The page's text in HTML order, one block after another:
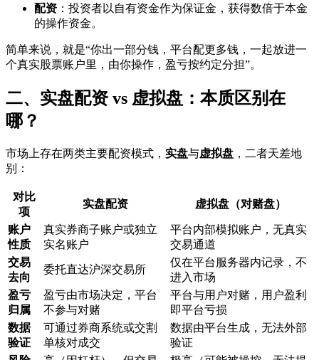
配资 ：投资者以自有资金作为保证金，获得数倍于本金
的操作资金。
简单来说，就是“你出一部分钱，平台配更多钱，一起放进一
个真实股票账户里，由你操作，盈亏按约定分担”。
二、实盘配资 vs 虚拟盘：本质区别在
哪？
市场上存在两类主要配资模式， 实盘与虚拟盘 ，二者天差地
别：
对比
项
实盘配资 虚拟盘（对赌盘）
账户
性质
真实券商子账户或独立
实名账户
平台内部模拟账户，无真实
交易通道
交易
去向
委托直达沪深交易所
仅在平台服务器内记录，不
进入市场
盈亏
归属
盈亏由市场决定，平台
不参与对赌
平台与用户对赌，用户盈利
即平台亏损
数据
验证
可通过券商系统或交割
单核对成交
数据由平台生成，无法外部
验证